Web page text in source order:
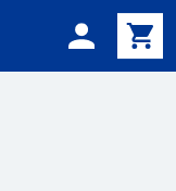
メニュー